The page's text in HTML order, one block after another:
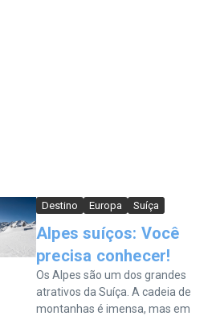
Destino Europa Suíça
Alpes suíços: Você
precisa conhecer!
Os Alpes são um dos grandes
atrativos da Suíça. A cadeia de
montanhas é imensa, mas em